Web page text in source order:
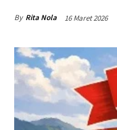
By Rita Nola 16 Maret 2026